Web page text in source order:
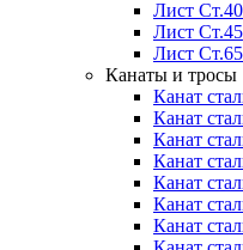
Лист
Лист Ст.45
Лист
Канаты и тросы
Канат
Канат
Канат
Канат
Канат
Канат
Канат